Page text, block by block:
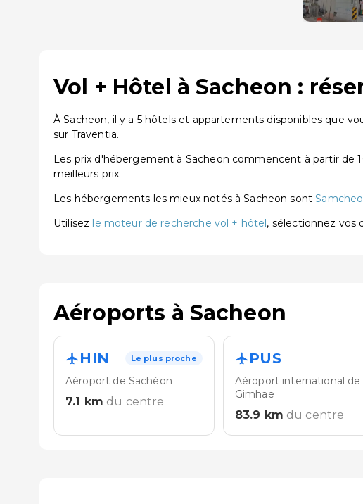
Vol + Hôtel à Sacheon :
À Sacheon, il y a 5 hôtels et appartements disponibles que
sur Traventia.
Les prix d'hébergement à Sacheon commencent à partir de
meilleurs prix.
Les hébergements les mieux notés à Sacheon sont
Utilisez le moteur de recherche vol + hôtel, sélectionnez vos
Aéroports à Sacheon
HIN Le plus proche
Aéroport de Sachéon
7.1 km du centre
PUS
Aéroport international de
Gimhae
83.9 km du centre